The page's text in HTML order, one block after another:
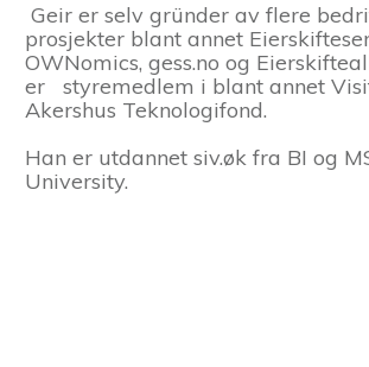
Geir er selv gründer av flere
prosjekter blant annet
OWNomics, gess.no og
er styremedlem i blant annet
Akershus Teknologifond.
Han er utdannet siv.øk fra BI og
University.